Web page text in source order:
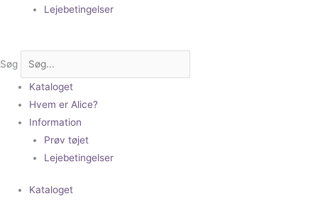
Lejebetingelser
Søg
Kataloget
Hvem er Alice?
Information
Prøv tøjet
Lejebetingelser
Kataloget